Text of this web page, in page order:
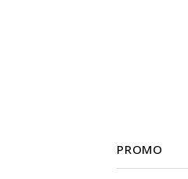
PROMO